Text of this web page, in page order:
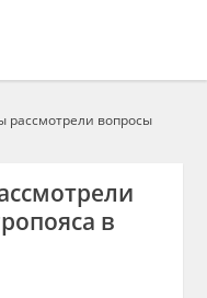
рассмотрели вопросы
в